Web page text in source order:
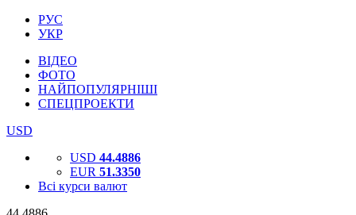
РУС
УКР
ВІДЕО
ФОТО
НАЙПОПУЛЯРНІШІ
СПЕЦПРОЕКТИ
USD
USD 44.4886
EUR 51.3350
Всі курси валют